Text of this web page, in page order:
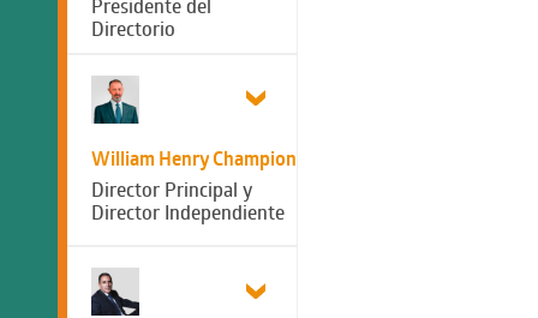
Presidente del
Directorio
William Henry Champion
Director Principal y
Director Independiente